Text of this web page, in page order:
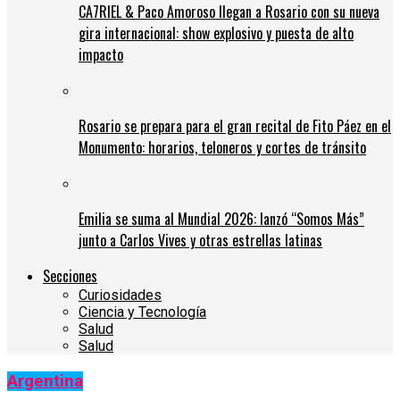
CA7RIEL & Paco Amoroso llegan a Rosario con su nueva
gira internacional: show explosivo y puesta de alto
impacto
Rosario se prepara para el gran recital de Fito Páez en el
Monumento: horarios, teloneros y cortes de tránsito
Emilia se suma al Mundial 2026: lanzó “Somos Más”
junto a Carlos Vives y otras estrellas latinas
Secciones
Curiosidades
Ciencia y Tecnología
Salud
Salud
Argentina